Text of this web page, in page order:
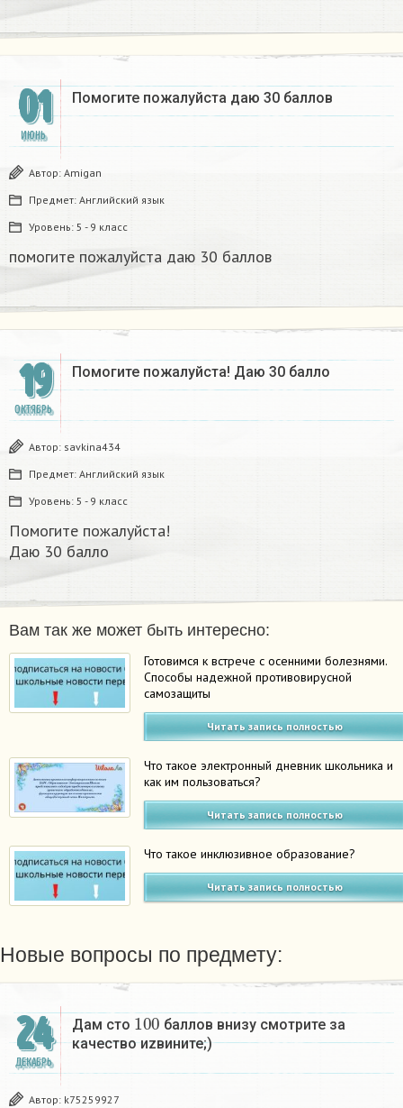
01
ИЮНЬ
Помогите пожалуйста даю 30 баллов​
Автор: Amigan
Предмет: Английский язык
Уровень: 5 - 9 класс
помогите пожалуйста даю 30 баллов​
19
ОКТЯБРЬ
Помогите пожалуйста! Даю 30 балло​
Автор: savkina434
Предмет: Английский язык
Уровень: 5 - 9 класс
Помогите пожалуйста!
Даю 30 балло​
Вам так же может быть интересно:
Готовимся к встрече с осенними болезнями.
Способы надежной противовирусной
самозащиты
Читать запись полностью
Что такое электронный дневник школьника и
как им пользоваться?
Читать запись полностью
Что такое инклюзивное образование?
Читать запись полностью
Новые вопросы по предмету:
24
ДЕКАБРЬ
Дам сто
100
баллов внизу смотрите за
качество иzвините;)
Автор: k75259927